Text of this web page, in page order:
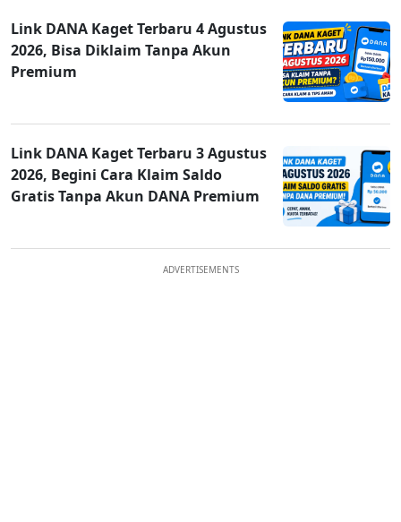
Link DANA Kaget Terbaru 4 Agustus
2026, Bisa Diklaim Tanpa Akun
Premium
Link DANA Kaget Terbaru 3 Agustus
2026, Begini Cara Klaim Saldo
Gratis Tanpa Akun DANA Premium
ADVERTISEMENTS